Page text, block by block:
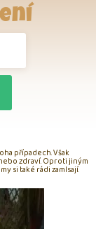
případech. Však
zdraví. Oproti jiným
si také rádi zamlsají.